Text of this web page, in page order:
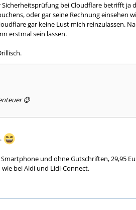
bei Cloudflare betrifft ja
oder gar seine Rechnung
gar keine Lust mich reinzulassen.
erstmal sein lassen.
😉
und ohne Gutschriften, 29,95
wie bei Aldi und Lidl-Connect.